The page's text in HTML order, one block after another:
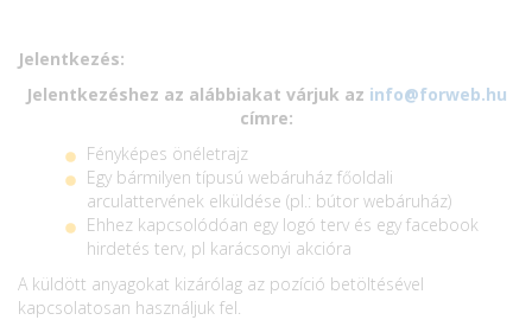
Jelentkezés:
Jelentkezéshez az alábbiakat várjuk az info@forweb.hu
címre:
Fényképes önéletrajz
Egy bármilyen típusú webáruház főoldali
arculattervének elküldése (pl.: bútor webáruház)
Ehhez kapcsolódóan egy logó terv és egy facebook
hirdetés terv, pl karácsonyi akcióra
A küldött anyagokat kizárólag az pozíció betöltésével
kapcsolatosan használjuk fel.